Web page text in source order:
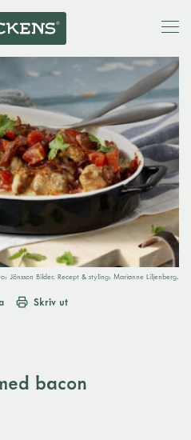
Jönsson Bilder. Recept & styling: Marianne Liljenberg.
Skriv ut
bacon